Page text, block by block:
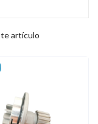
artículo